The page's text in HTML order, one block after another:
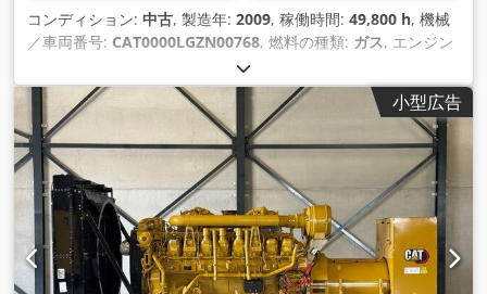
コンディション: 中古, 製造年: 2009, 稼働時間: 49,800 h, 機械
／車両番号: CAT0000LGZN00768, 燃料の種類: ガス, エンジン
,
小型広告